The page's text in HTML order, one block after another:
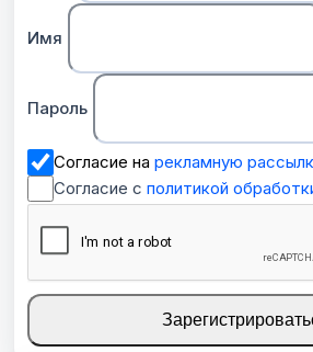
Имя
Пароль
Согласие на рекламную
Согласие с политикой